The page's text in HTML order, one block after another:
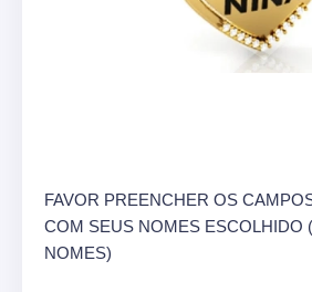
FAVOR PREENCHER OS
COM SEUS NOMES ESCOLHIDO
NOMES)